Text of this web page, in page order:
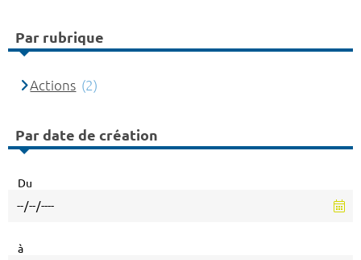
Par rubrique
Actions (2)
Par date de création
Du
à